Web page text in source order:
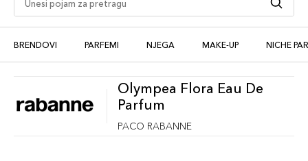
BRENDOVI PARFEMI NJEGA MAKE-UP NICHE
Olympea Flora Eau De
Parfum
PACO RABANNE